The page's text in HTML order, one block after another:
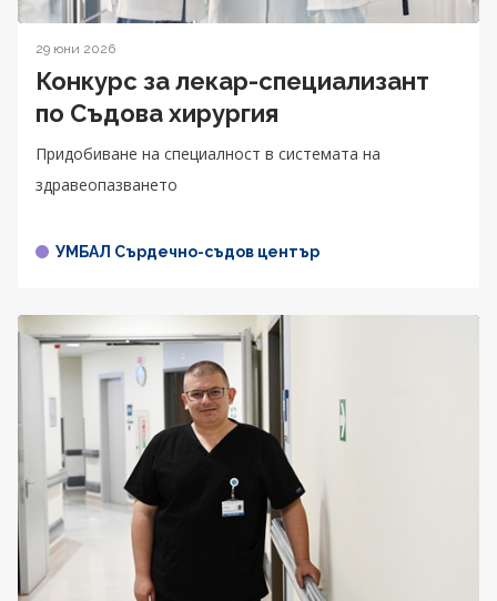
29 юни 2026
Конкурс за лекар-специализант
по Съдова хирургия
Придобиване на специалност в системата на
здравеопазването
УМБАЛ Сърдечно-съдов център